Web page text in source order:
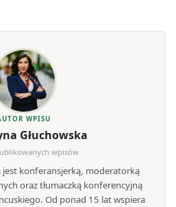
WPISU
Głuchowska
wpisów
jest konferansjerką, moderatorką
oraz tłumaczką konferencyjną
Od ponad 15 lat wspiera